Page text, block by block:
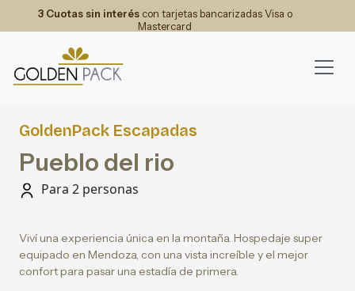
3 Cuotas sin interéscon tarjetas bancarizadas Visa o
Mastercard
GoldenPack Escapadas
Pueblo del rio
Para 2 personas
Viví una experiencia única en la montaña. Hospedaje super
equipado en Mendoza, con una vista increíble y el mejor
confort para pasar una estadía de primera.